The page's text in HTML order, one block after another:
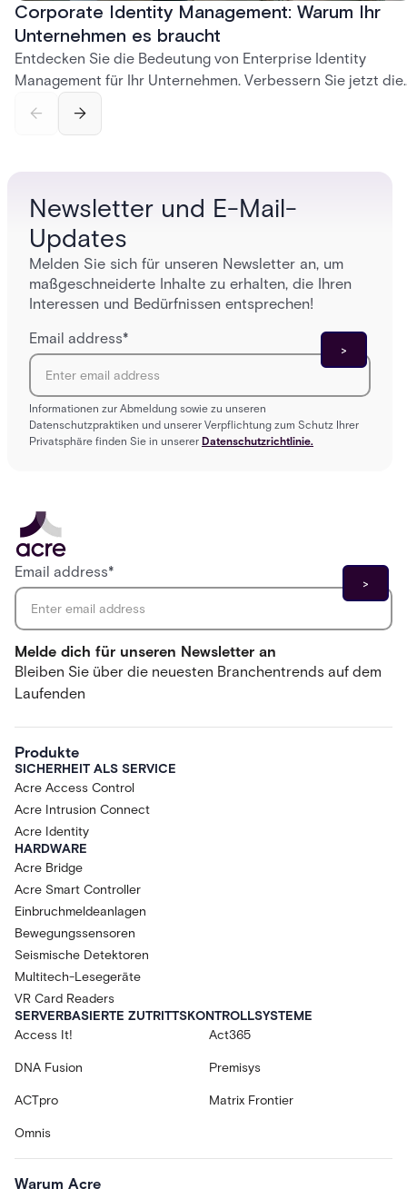
Corporate Identity Management: Warum Ihr
Unternehmen es braucht
Entdecken Sie die Bedeutung von Enterprise Identity
Management für Ihr Unternehmen. Verbessern Sie jetzt die
schützen Sie Ihre Daten.
Newsletter und E-Mail-
Updates
Melden Sie sich für unseren Newsletter an, um
maßgeschneiderte Inhalte zu erhalten, die Ihren
Interessen und Bedürfnissen entsprechen!
Email address*
Informationen zur Abmeldung sowie zu unseren
Datenschutzpraktiken und unserer Verpflichtung zum Schutz Ihrer
Privatsphäre finden Sie in unserer Datenschutzrichtlinie.
Melde dich für unseren Newsletter an
Bleiben Sie über die neuesten Branchentrends auf dem
Laufenden
Email address*
Produkte
SICHERHEIT ALS SERVICE
Acre Access Control
Acre Intrusion Connect
Acre Identity
HARDWARE
Acre Bridge
Acre Smart Controller
Einbruchmeldeanlagen
Bewegungssensoren
Seismische Detektoren
Multitech-Lesegeräte
VR Card Readers
SERVERBASIERTE ZUTRITTSKONTROLLSYSTEME
Access It!
Act365
DNA Fusion Premisys
ACTpro Matrix Frontier
Omnis
Warum Acre